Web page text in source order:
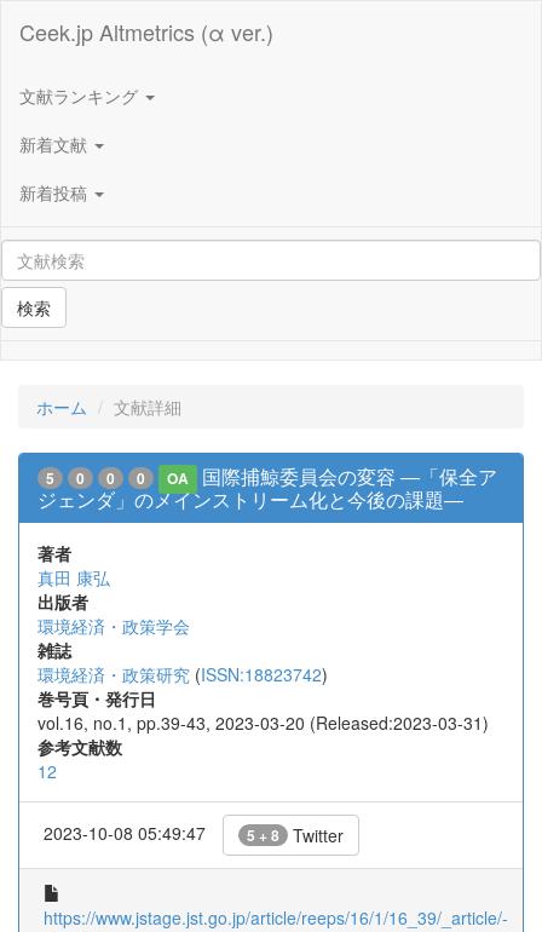
Ceek.jp Altmetrics (α ver.)
文献ランキング
新着文献
新着投稿
検索
ホーム 文献詳細
5 0 0 0 OA
国際捕鯨委員会の変容 ―「保全ア
ジェンダ」のメインストリーム化と今後の課題―
著者
真田 康弘
出版者
環境経済・政策学会
雑誌
環境経済・政策研究 (ISSN:18823742)
巻号頁・発行日
vol.16, no.1, pp.39-43, 2023-03-20 (Released:2023-03-31)
参考文献数
12
2023-10-08 05:49:47 5 + 8 Twitter
https://www.jstage.jst.go.jp/article/reeps/16/1/16_39/_article/-